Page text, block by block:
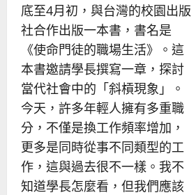
底至4月初，與台灣的校園出版
社合作出版一本書，書名是
《使命門徒的職場生活》。這
本書邀請學長撰寫一章，探討
當代社會中的「斜槓現象」。
今天，許多年輕人擁有多重職
分，不僅是換工作頻率增加，
更多是同時從事不同類型的工
作，這與過去很不一樣。我不
知道學長怎麼看，但我們應該